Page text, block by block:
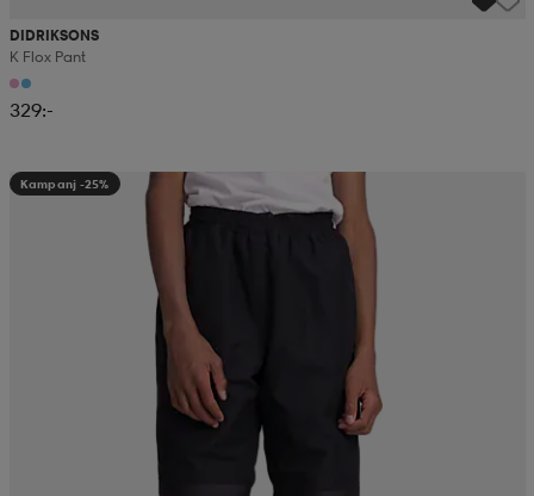
DIDRIKSONS
K Flox Pant
329:-
Kampanj -25%